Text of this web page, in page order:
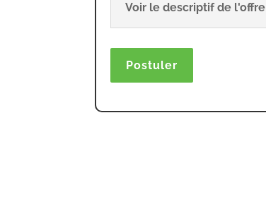
Voir le descriptif de l'offre
Postuler